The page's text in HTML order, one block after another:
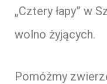
„Cztery łapy” w
wolno żyjących.
Pomóżmy